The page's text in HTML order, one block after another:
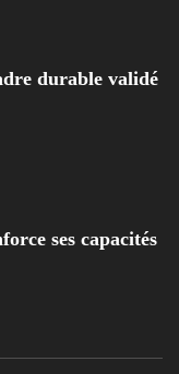
durable validé
ses capacités